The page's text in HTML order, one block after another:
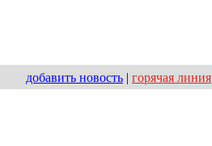
добавить новость | горячая линия